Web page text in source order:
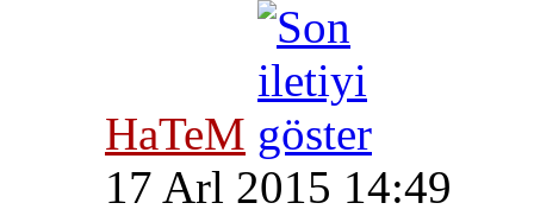
HaTeM
17 Arl 2015 14:49